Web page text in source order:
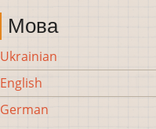
Мова
Ukrainian
English
German